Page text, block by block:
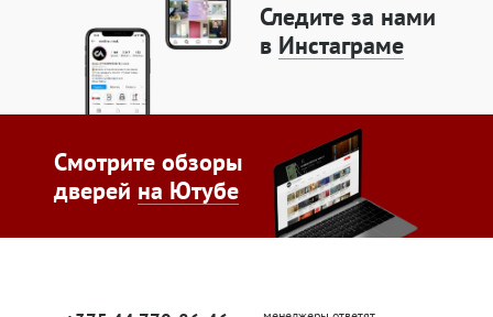
Следите за нами
в Инстаграме
Смотрите обзоры
дверей на Ютубе